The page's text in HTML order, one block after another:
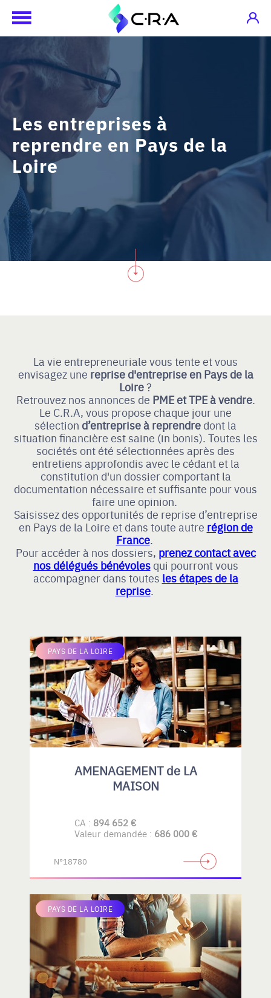
Les entreprises à
reprendre en Pays de la
Loire
La vie entrepreneuriale vous tente et vous
envisagez une reprise d'entreprise en Pays de la
Loire?
Retrouvez nos annonces de PME et TPE à vendre.
Le C.R.A, vous propose chaque jour une
sélection d’entreprise à reprendre dont la
situation financière est saine (in bonis). Toutes les
sociétés ont été sélectionnées après des
entretiens approfondis avec le cédant et la
constitution d'un dossier comportant la
documentation nécessaire et suffisante pour vous
faire une opinion.
Saisissez des opportunités de reprise d’entreprise
en Pays de la Loire et dans toute autre région de
France.
Pour accéder à nos dossiers, prenez contact avec
nos délégués bénévolesqui pourront vous
accompagner dans toutes les étapes de la
reprise.
PAYS DE LA LOIRE
AMENAGEMENT de LA
MAISON
CA : 894 652 €
Valeur demandée : 686 000 €
N°18780
PAYS DE LA LOIRE